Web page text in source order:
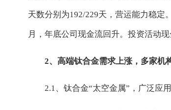
天数分别为192/229天，营运能力稳定
月，年底公司现金流回升。投资活动
2、高端钛合金需求上涨，多家机
2.1、钛合金“太空金属”，广泛应